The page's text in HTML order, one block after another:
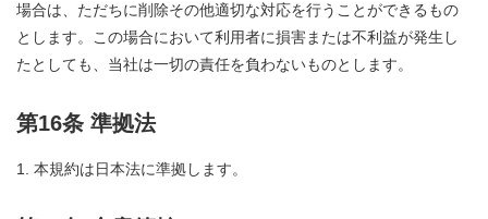
場合は、ただちに削除その他適切な対応を行うことができるもの
とします。この場合において利用者に損害または不利益が発生し
たとしても、当社は一切の責任を負わないものとします。
第16条 準拠法
本規約は日本法に準拠します。